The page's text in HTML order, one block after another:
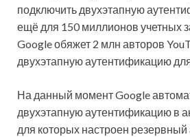
подключить двухэтапную
ещё для 150 миллионов учетных
Google обяжет 2 млн авторов
двухэтапную аутентификацию
На данный момент Google
двухэтапную аутентификацию в
для которых настроен резервный